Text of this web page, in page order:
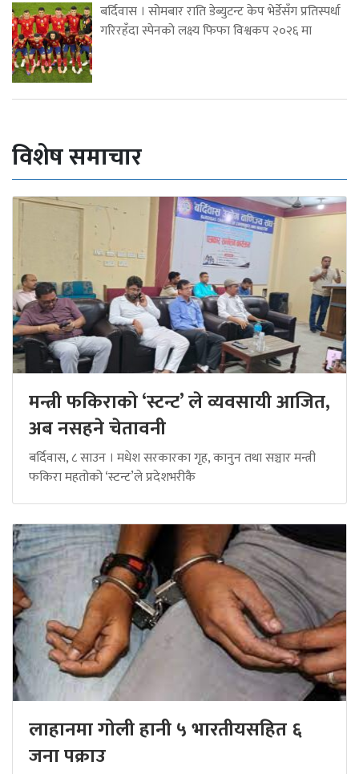
बर्दिवास । सोमबार राति डेब्युटन्ट केप भेर्डेसँग प्रतिस्पर्धा
गरिरहँदा स्पेनको लक्ष्य फिफा विश्वकप २०२६ मा
विशेष समाचार
मन्त्री फकिराको ‘स्टन्ट’ ले व्यवसायी आजित,
अब नसहने चेतावनी
बर्दिवास, ८ साउन । मधेश सरकारका गृह, कानुन तथा सञ्चार मन्त्री
फकिरा महतोको ‘स्टन्ट’ले प्रदेशभरीकै
लाहानमा गोली हानी ५ भारतीयसहित ६
जना पक्राउ